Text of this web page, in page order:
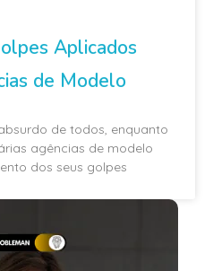
Aplicados
de Modelo
de todos, enquanto
agências de modelo
dos seus golpes